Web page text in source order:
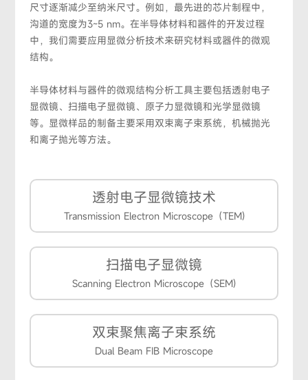
尺寸逐渐减少至纳米尺寸。例如，最先进的芯片制程中，
沟道的宽度为3~5 nm。在半导体材料和器件的开发过程
中，我们需要应用显微分析技术来研究材料或器件的微观
结构。
半导体材料与器件的微观结构分析工具主要包括透射电子
显微镜、扫描电子显微镜、原子力显微镜和光学显微镜
等。显微样品的制备主要采用双束离子束系统，机械抛光
和离子抛光等方法。
透射电子显微镜技术
Transmission Electron Microscope（TEM)
扫描电子显微镜
Scanning Electron Microscope（SEM)
双束聚焦离子束系统
Dual Beam FIB Microscope